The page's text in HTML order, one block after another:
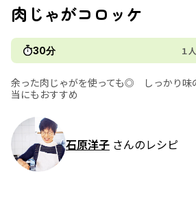
肉じゃがコロッケ
30分 １
余った肉じゃがを使っても◎ しっかり味
当にもおすすめ
石原洋子 さんのレシピ